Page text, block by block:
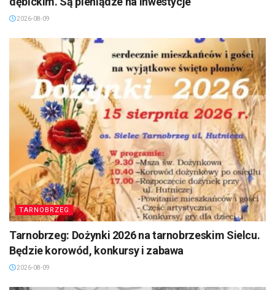
2026-08-09
TARNOBRZEG
Tarnobrzeg: Dożynki 2026 na tarnobrzeskim Sielcu.
Będzie korowód, konkursy i zabawa
2026-08-09